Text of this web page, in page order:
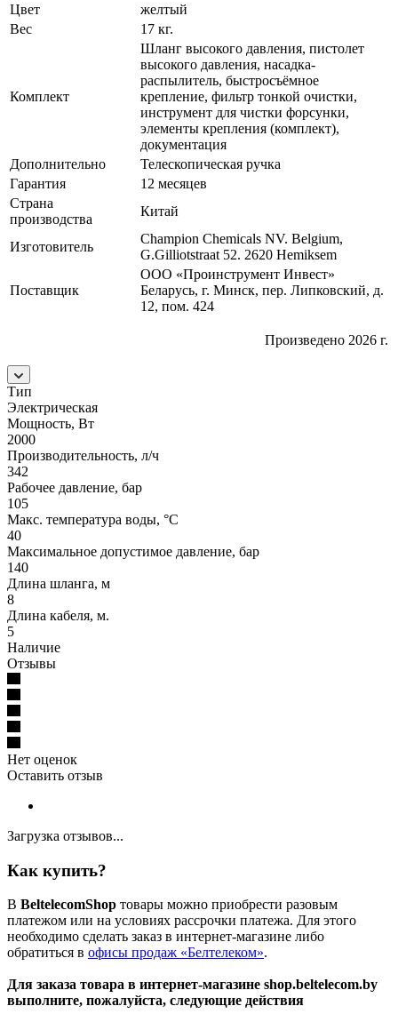
Цвет
желтый
Вес
17 кг.
Комплект
Шланг высокого давления, пистолет
высокого давления, насадка-
распылитель, быстросъёмное
крепление, фильтр тонкой очистки,
инструмент для чистки форсунки,
элементы крепления (комплект),
документация
Дополнительно
Телескопическая ручка
Гарантия
12 месяцев
Страна
производства
Китай
Изготовитель
Champion Chemicals NV. Belgium,
G.Gilliotstraat 52. 2620 Hemiksem
Поставщик
ООО «Проинструмент Инвест»
Беларусь, г. Минск, пер. Липковский, д.
12, пом. 424
Произведено 2026 г.
Тип
Электрическая
Мощность, Вт
2000
Производительность, л/ч
342
Рабочее давление, бар
105
Макс. температура воды, °C
40
Максимальное допустимое давление, бар
140
Длина шланга, м
8
Длина кабеля, м.
5
Наличие
Отзывы
Нет оценок
Оставить отзыв
Загрузка отзывов...
Как купить?
В BeltelecomShop товары можно приобрести разовым
платежом или на условиях рассрочки платежа. Для этого
необходимо сделать заказ в интернет-магазине либо
обратиться в офисы продаж «Белтелеком».
Для заказа товара в интернет-магазине shop.beltelecom.by
выполните, пожалуйста, следующие действия